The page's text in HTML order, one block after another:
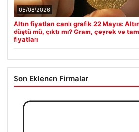
05/08/2026
Altın fiyatları canlı grafik 22 Mayıs:
düştü mü, çıktı mı? Gram, çeyrek ve tam
fiyatları
Son Eklenen Firmalar